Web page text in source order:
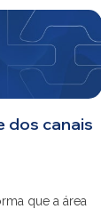
dos canais
que a área